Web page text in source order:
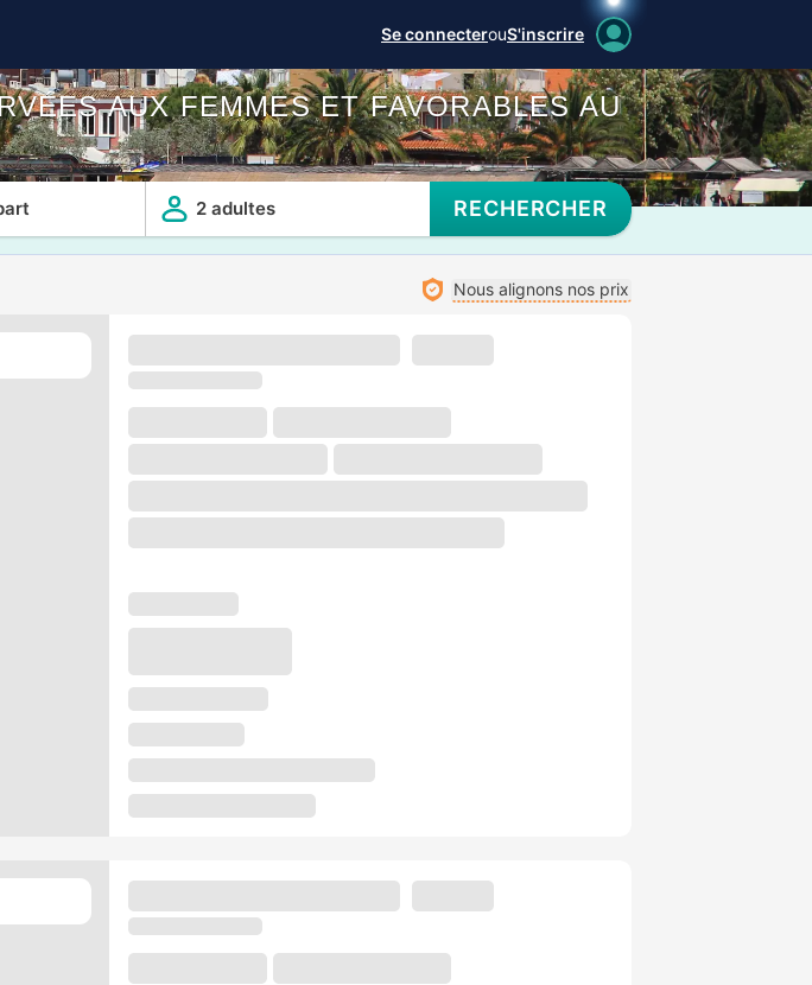
Se connecterouS'inscrire
AUX FEMMES ET FAVORABLES AU
2 adultes RECHERCHER
Nous alignons nos prix